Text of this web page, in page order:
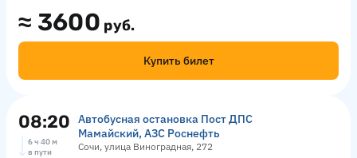
≈ 3600 руб.
Купить билет
08:20
Автобусная остановка Пост ДПС
Мамайский, АЗС Роснефть
Сочи, улица Виноградная, 272
6 ч 40 м
в пути